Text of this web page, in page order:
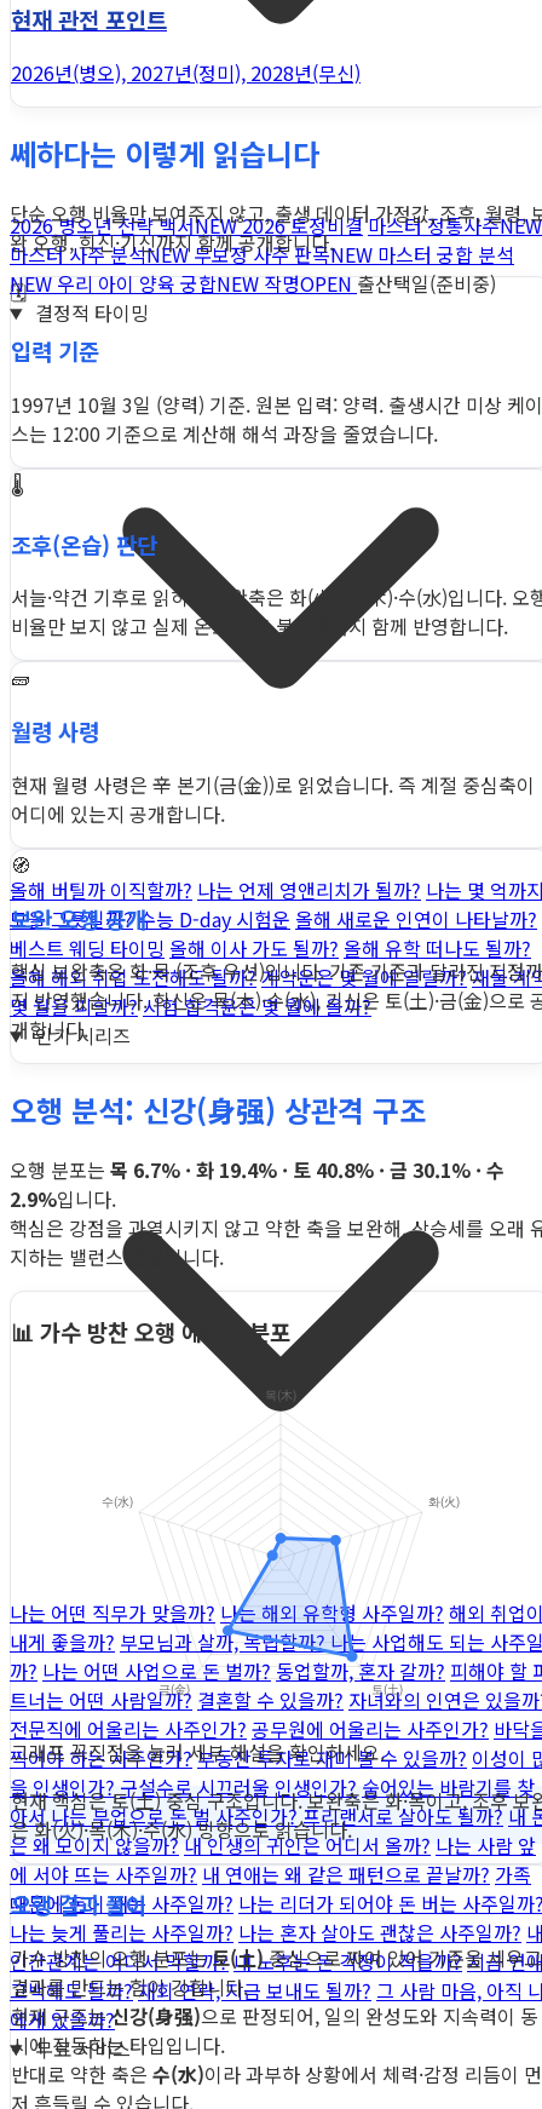
2026 병오년 전략 백서NEW2026 토정비결 마스터 정통사주NEW
마스터 사주 분석NEW 무보정 사주 판독NEW 마스터 궁합 분석
NEW우리 아이 양육 궁합NEW작명OPEN출산택일(준비중)
결정적 타이밍
올해 버틸까 이직할까? 나는 언제 영앤리치가 될까? 나는 몇 억까
모을 그릇일까?수능 D-day 시험운 올해 새로운 인연이 나타날까?
베스트 웨딩 타이밍 올해 이사 가도 될까? 올해 유학 떠나도 될까?
올해 해외 취업 도전해도 될까?계약운은 몇 월에 열릴까? 재물·계
몇 월을 피할까? 시험 합격운은 몇 월에 올까?
인기 시리즈
나는 어떤 직무가 맞을까? 나는 해외 유학형 사주일까? 해외 취업
내게 좋을까? 부모님과 살까, 독립할까? 나는 사업해도 되는 사주
까? 나는 어떤 사업으로 돈 벌까?동업할까, 혼자 갈까? 피해야 할
트너는 어떤 사람일까? 결혼할 수 있을까? 자녀와의 인연은 있을
전문직에 어울리는 사주인가? 공무원에 어울리는 사주인가? 바닥
찍어야 하는 사주인가?부동산 투자로 재미 볼 수 있을까? 이성이
을 인생인가?구설수로 시끄러울 인생인가? 숨어있는 바람기를 찾
아서 나는 부업으로 돈 벌 사주인가? 프리랜서로 살아도 될까? 내
은 왜 모이지 않을까? 내 인생의 귀인은 어디서 올까? 나는 사람 앞
에 서야 뜨는 사주일까?내 연애는 왜 같은 패턴으로 끝날까?가족
때문에 돈이 새는 사주일까? 나는 리더가 되어야 돈 버는 사주일까
나는 늦게 풀리는 사주일까? 나는 혼자 살아도 괜찮은 사주일까?
인간관계는 어디서 막힐까?내 노후는 돈 걱정이 적을까?지금 연
고백해도 될까?재회 연락, 지금 보내도 될까? 그 사람 마음, 아직
에게 있을까?
무료 서비스
현재 관전 포인트
2026년(병오), 2027년(정미), 2028년(무신)
쎄하다는 이렇게 읽습니다
단순 오행 비율만 보여주지 않고, 출생 데이터 가정값, 조후, 월령,
완 오행, 희신·기신까지 함께 공개합니다.
🗓️
입력 기준
1997년 10월 3일 (양력) 기준. 원본 입력: 양력. 출생시간 미상 케이
스는 12:00 기준으로 계산해 해석 과장을 줄였습니다.
🌡️
조후(온습) 판단
서늘·약건 기후로 읽히며 보완축은 화(火)·목(木)·수(水)입니다. 오
비율만 보지 않고 실제 온도·습도 불균형까지 함께 반영합니다.
🧱
월령 사령
현재 월령 사령은 辛 본기(금(金))로 읽었습니다. 즉 계절 중심축이
어디에 있는지 공개합니다.
🧭
보완 오행 공개
핵심 보완축은 화·목 (조후 우선)입니다. 기존 기준과 달라진 지점까
지 반영했습니다. 희신은 목(木)·수(水), 기신은 토(土)·금(金)으로
개합니다.
오행 분석: 신강(身强) 상관격 구조
오행 분포는 목 6.7% · 화 19.4% · 토 40.8% · 금 30.1% · 수
2.9%입니다.
핵심은 강점을 과열시키지 않고 약한 축을 보완해, 상승세를 오래
지하는 밸런스 운영입니다.
📊 가수 방찬 오행 에너지 분포
그래프 꼭짓점을 눌러 세부 해설을 확인하세요.
현재 핵심은 토(土) 중심 구조입니다. 보완축은 화·목이고, 조후 보
은 화(火)·목(木)·수(水) 방향으로 읽습니다.
오행 결과 풀이
가수 방찬의 오행 분포는토(土)중심으로 짜여 있어 기준을 세우고
결과를 만드는 힘이 강합니다.
현재 구조는신강(身强)으로 판정되어, 일의 완성도와 지속력이 동
시에 작동하는 타입입니다.
반대로 약한 축은 수(水)이라 과부하 상황에서 체력·감정 리듬이 먼
저 흔들릴 수 있습니다.